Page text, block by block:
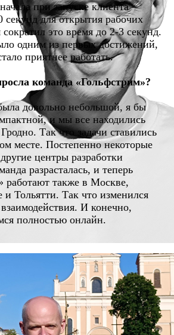
при запуске клиента
секунд для открытия рабочих
это время до 2-3 секунд.
одним из первых достижений,
приятнее работать.
команда «Гольфстрим»?
довольно небольшой, я бы
и мы все находились
Так что задачи ставились
месте. Постепенно некоторые
центры разработки
разрасталась, и теперь
работают также в Москве,
и Тольятти. Так что изменился
И конечно,
полностью онлайн.